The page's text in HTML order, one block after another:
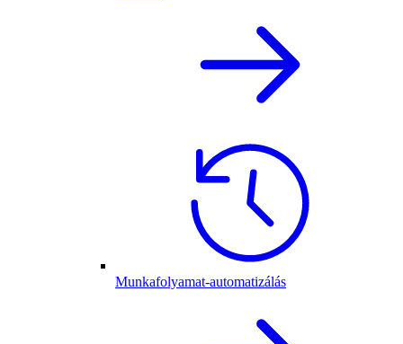
Munkafolyamat-automatizálás